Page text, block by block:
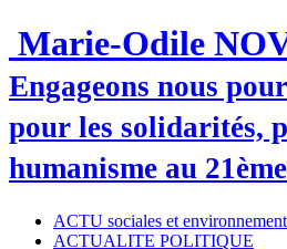
Marie-Odile
Engageons nous
pour les solidarités,
humanisme au
ACTU sociales et
ACTUALITE POLITIQUE